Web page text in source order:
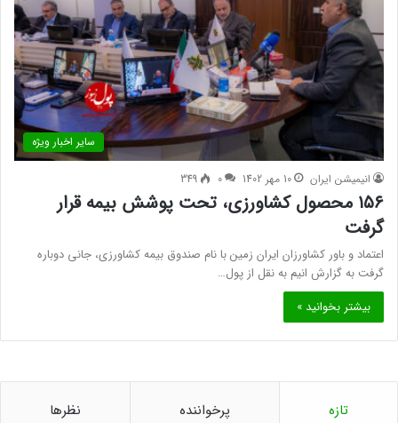
سایر اخبار ویژه
انیمیشن ایران 10 مهر 1402 0
349
۱۵۶ محصول کشاورزی، تحت پوشش بیمه قرار
گرفت
اعتماد و باور کشاورزان ایران زمین با نام صندوق بیمه کشاورزی، جانی دوباره
گرفت به گزارش انیم به نقل از پول…
بیشتر بخوانید »
تازه پرخواننده نظرها